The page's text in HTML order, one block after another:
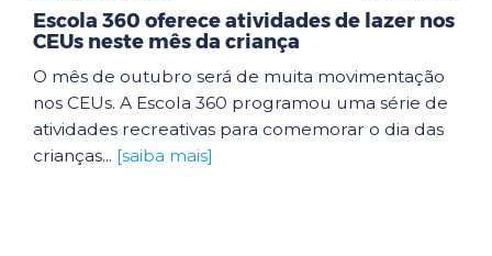
Escola 360 oferece atividades de lazer nos
CEUs neste mês da criança
O mês de outubro será de muita movimentação
nos CEUs. A Escola 360 programou uma série de
atividades recreativas para comemorar o dia das
crianças... [saiba mais]